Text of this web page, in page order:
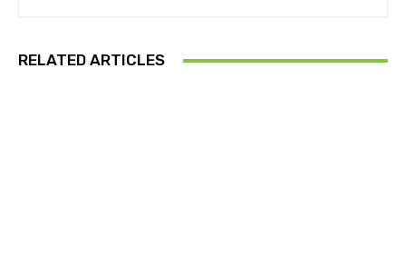
RELATED ARTICLES